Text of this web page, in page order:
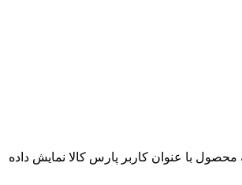
با عنوان کاربر پارس کالا نمایش داده